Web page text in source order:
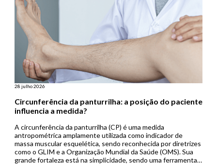
28 julho 2026
Circunferência da panturrilha: a posição do paciente
influencia a medida?
A circunferência da panturrilha (CP) é uma medida
antropométrica amplamente utilizada como indicador de
massa muscular esquelética, sendo reconhecida por diretrizes
como o GLIM e a Organização Mundial da Saúde (OMS). Sua
grande fortaleza está na simplicidade, sendo uma ferramenta